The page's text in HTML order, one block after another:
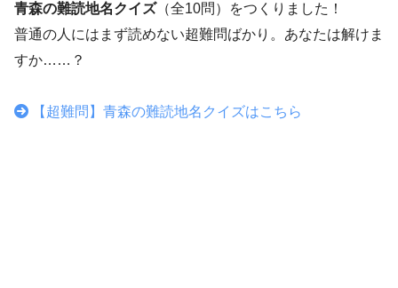
青森の難読地名クイズ（全10問）をつくりました！
普通の人にはまず読めない超難問ばかり。あなたは解けま
すか……？
【超難問】青森の難読地名クイズはこちら